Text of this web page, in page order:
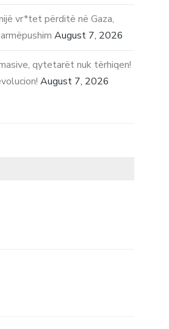
vr*tet përditë në Gaza,
August 7, 2026
qytetarët nuk tërhiqen!
August 7, 2026